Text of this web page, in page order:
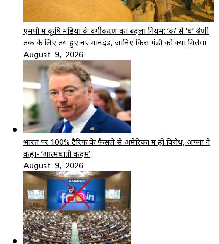
एमपी में कृषि मंडियों के वर्गीकरण का बदला नियम: ‘क’ से ‘घ’ श्रेणी
तक के लिए तय हुए नए मानदंड, जानिए किस मंडी को क्या मिलेगा
August 9, 2026
भारत पर 100% टैरिफ के फैसले से अमेरिका में ही विरोध, अपनों ने
कहा- ‘आत्मघाती कदम’
August 9, 2026